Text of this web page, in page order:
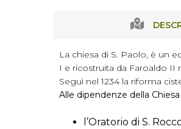
La chiesa di S. Paolo, è un
I e ricostruita da Faroaldo II
Seguì nel 1234 la riforma
Alle dipendenze della
l’Oratorio di S.